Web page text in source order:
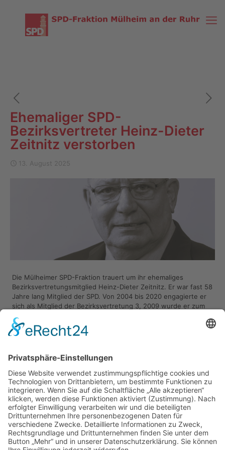
Ehemaliger SPD-
Bezirksvertreter Heinz-Dieter
Zeitnitz verstorben
13. August 2025
Die Mülheimer SPD-Fraktion trauert um ihr ehemaliges
Bezirksvertretungsmitglied Heinz-Dieter Zeitnitz. Er war fast 58
Jahre lang Mitglied der SPD. Von 2004 bis 2020 engagierte er
sich als Mitglied der Bezirksvertretung 3, 2009 wurde er zum
Außerhalb der Partei setzte er sich als Schiedsmann für die
seiner Freizeit war er mit seiner Frau Ursula im Wohnmobil
unterwegs.
Margarete Wietelmann, Vorsitzende der Ratsfraktion: „Dieter
Zeitnitz war fester Bestandteil unserer Fraktion. Wir werden
ihn vermissen und als engagierten Genossen in Erinnerung
behalten.“